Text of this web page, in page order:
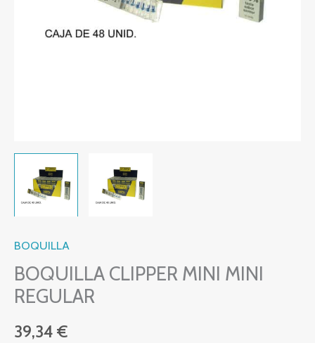
BOQUILLA
BOQUILLA CLIPPER MINI MINI
REGULAR
39,34 €